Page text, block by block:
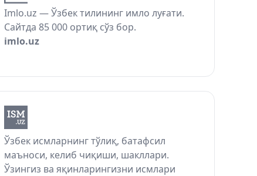
Imlo.uz — Ўзбек тилининг имло луғати.
Сайтда 85 000 ортиқ сўз бор.
imlo.uz
Ўзбек исмларнинг тўлиқ, батафсил
маъноси, келиб чиқиши, шакллари.
Ўзингиз ва яқинларингизни исмлари